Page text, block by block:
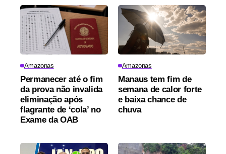
Amazonas
Permanecer até o fim
da prova não invalida
eliminação após
flagrante de ‘cola’ no
Exame da OAB
Amazonas
Manaus tem fim de
semana de calor forte
e baixa chance de
chuva